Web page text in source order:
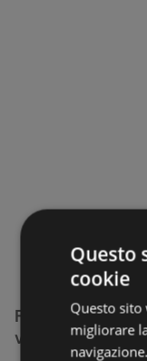
Filiali 'A posto'
vicinanze
Questo
cookie
Questo sito
migliorare